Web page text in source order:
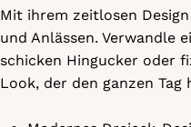
Mit ihrem zeitlosen
und Anlässen. Verwandle
schicken Hingucker oder
Look, der den ganzen Tag